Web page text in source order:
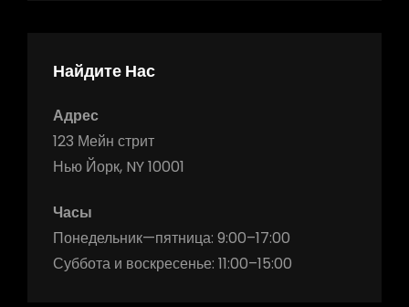
Найдите Нас
Адрес
123 Мейн стрит
Нью Йорк, NY 10001
Часы
Понедельник—пятница: 9:00–17:00
Суббота и воскресенье: 11:00–15:00